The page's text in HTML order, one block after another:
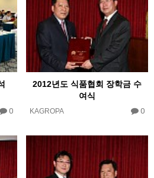
0
2012년도 식품협회 장학금 수
여식
KAGROPA 0